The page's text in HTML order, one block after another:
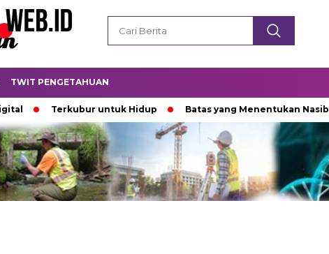
TWIT PENGETAHUAN
Terkubur untuk Hidup Batas yang Menentukan Nasib Bintang